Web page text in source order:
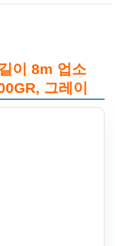
이 8m 업소
그레이